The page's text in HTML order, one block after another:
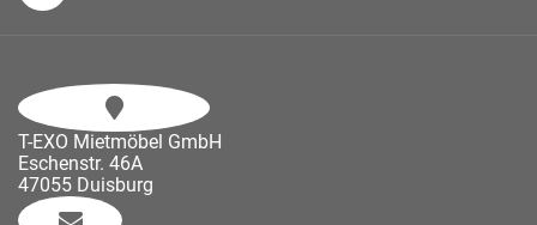
T-EXO Mietmöbel GmbH
Eschenstr. 46A
47055 Duisburg